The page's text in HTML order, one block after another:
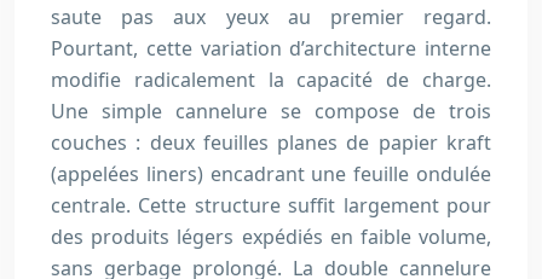
saute pas aux yeux au premier regard.
Pourtant, cette variation d’architecture interne
modifie radicalement la capacité de charge.
Une simple cannelure se compose de trois
couches : deux feuilles planes de papier kraft
(appelées liners) encadrant une feuille ondulée
centrale. Cette structure suffit largement pour
des produits légers expédiés en faible volume,
sans gerbage prolongé. La double cannelure